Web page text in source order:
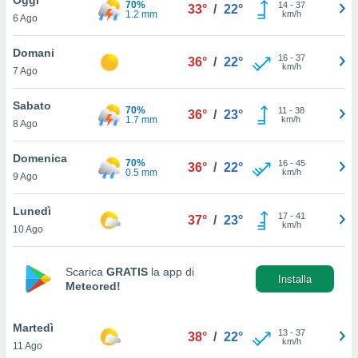
è
al sito
di
ci
di
il
un
la
nella
6 Ago
70%
1.2 mm
33° / 22° 14- 37
km/h
Domani
7 Ago
36° / 22° 16- 37
km/h
Sabato
8 Ago
70%
1.7 mm
36° / 23° 11 - 38
km/h
Domenica
9 Ago
70%
0.5 mm
36° / 22° 16- 45
km/h
Lunedì
10 Ago
37° / 23° 17- 41
km/h
Scarica GRATIS la app di
Meteored!
Installa
Martedì
11 Ago
38° / 22° 13- 37
km/h